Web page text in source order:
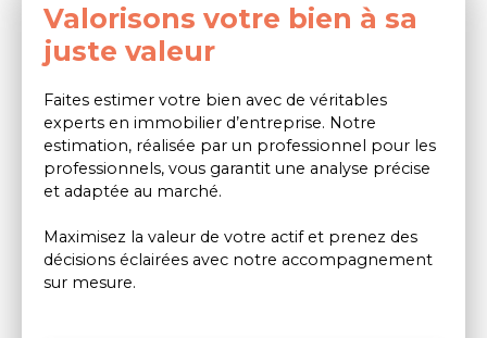
Valorisons votre bien à sa
juste valeur
Faites estimer votre bien avec de véritables
experts en immobilier d’entreprise. Notre
estimation, réalisée par un professionnel pour les
professionnels, vous garantit une analyse précise
et adaptée au marché.
Maximisez la valeur de votre actif et prenez des
décisions éclairées avec notre accompagnement
sur mesure.